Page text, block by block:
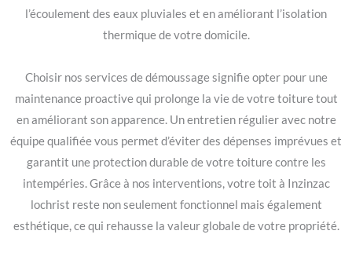
l’écoulement des eaux pluviales et en améliorant l’isolation
thermique de votre domicile.
Choisir nos services de démoussage signifie opter pour une
maintenance proactive qui prolonge la vie de votre toiture tout
en améliorant son apparence. Un entretien régulier avec notre
équipe qualifiée vous permet d’éviter des dépenses imprévues et
garantit une protection durable de votre toiture contre les
intempéries. Grâce à nos interventions, votre toit à Inzinzac
lochrist reste non seulement fonctionnel mais également
esthétique, ce qui rehausse la valeur globale de votre propriété.